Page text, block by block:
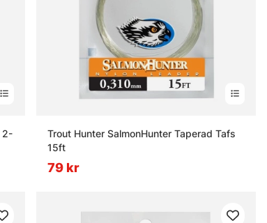
Trout Hunter SalmonHunter Taperad Tafs
15ft
79 kr